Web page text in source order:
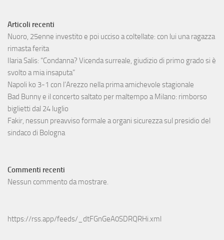
Articoli recenti
Nuoro, 25enne investito e poi ucciso a coltellate: con lui una ragazza
rimasta ferita
Ilaria Salis: “Condanna? Vicenda surreale, giudizio di primo grado si è
svolto a mia insaputa”
Napoli ko 3-1 con l’Arezzo nella prima amichevole stagionale
Bad Bunny e il concerto saltato per maltempo a Milano: rimborso
biglietti dal 24 luglio
Fakir, nessun preavviso formale a organi sicurezza sul presidio del
sindaco di Bologna
Commenti recenti
Nessun commento da mostrare.
https://rss.app/feeds/_dtFGnGeA0SDRQRHi.xml